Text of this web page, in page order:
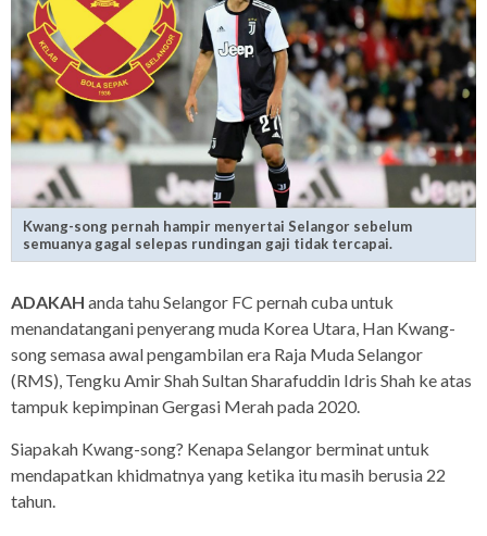
Kwang-song pernah hampir menyertai Selangor sebelum
semuanya gagal selepas rundingan gaji tidak tercapai.
ADAKAH anda tahu Selangor FC pernah cuba untuk
menandatangani penyerang muda Korea Utara, Han Kwang-
song semasa awal pengambilan era Raja Muda Selangor
(RMS), Tengku Amir Shah Sultan Sharafuddin Idris Shah ke atas
tampuk kepimpinan Gergasi Merah pada 2020.
Siapakah Kwang-song? Kenapa Selangor berminat untuk
mendapatkan khidmatnya yang ketika itu masih berusia 22
tahun.